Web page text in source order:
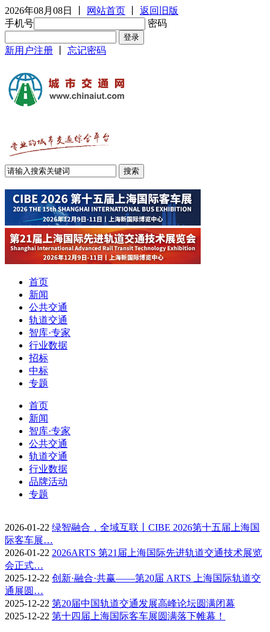
2026年08月08日 网站首页
返回旧版
手机号
密码
新用户注册 忘记密码
首页
新闻
公共交通
轨道交通
智库·专家
行业数据
招标
中标
专题
首页
新闻
智库·专家
公共交通
轨道交通
行业数据
品牌活动
专题
2026-01-22 绿智融合，全域互联丨CIBE 2026第十五届上海国
际客车展…
2026-01-22 2026ARTS 第21届上海国际先进轨道交通技术展览
会正式…
2025-12-22 创新·融合·共赢——第20届 ARTS 上海国际轨道交
通展圆…
2025-12-22 第20届中国轨道交通发展高峰论坛圆满闭幕
2025-12-22 第十四届上海国际客车展圆满落下帷幕！